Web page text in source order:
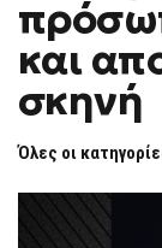
και
σκηνή
Όλες οι